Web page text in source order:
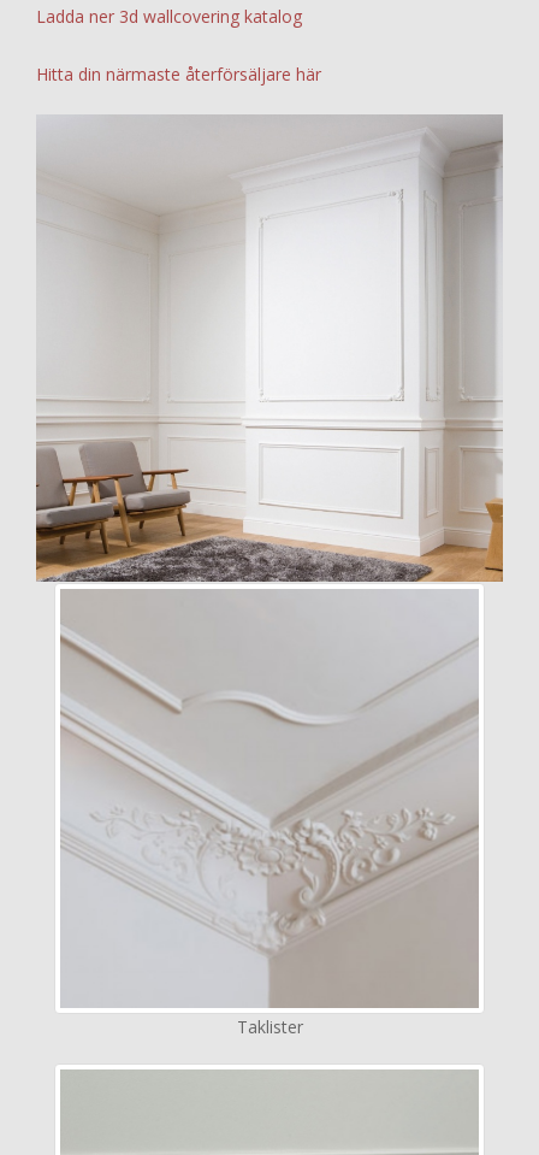
Ladda ner 3d wallcovering katalog
Hitta din närmaste återförsäljare här
Taklister